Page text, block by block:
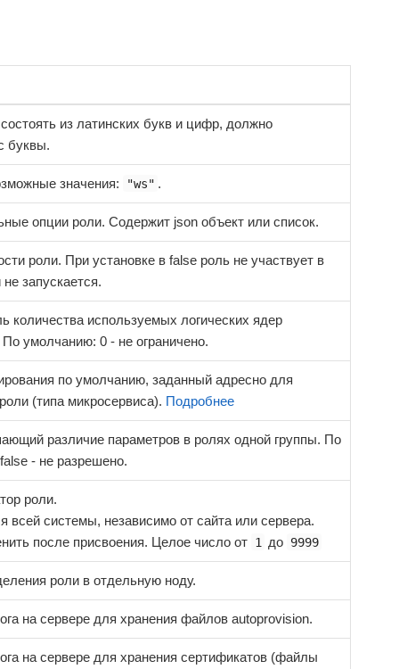
из латинских букв и цифр, должно
буквы.
значения: "ws" .
опции роли. Содержит json объект или список.
роли. При установке в false роль не участвует в
запускается.
количества используемых логических ядер
умолчанию: 0 - не ограничено.
по умолчанию, заданный адресно для
(типа микросервиса). Подробнее
различие параметров в ролях одной группы. По
- не разрешено.
роли.
всей системы, независимо от сайта или сервера.
после присвоения. Целое число от 1 до 9999
роли в отдельную ноду.
на сервере для хранения файлов autoprovision.
на сервере для хранения сертификатов (файлы